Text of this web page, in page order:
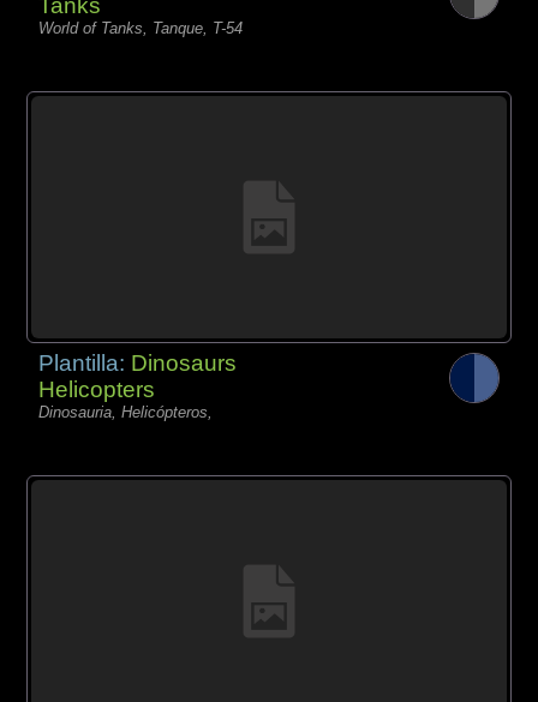
Tanks
World of Tanks, Tanque, T-54
Plantilla: Dinosaurs
Helicopters
Dinosauria, Helicópteros,